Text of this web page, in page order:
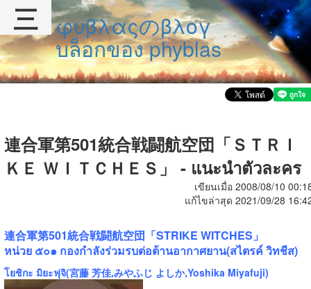
φυβλαςのβλογ
บล็อกของ phyblas
連合軍第501統合戦闘航空団「ＳＴＲＩ
ＫＥ ＷＩＴＣＨＥＳ」 - แนะนำตัวละคร
เขียนเมื่อ 2008/08/10
แก้ไขล่าสุด 2021/09/28
連合軍第501統合戦闘航空団「STRIKE WITCHES」
หน่วย ๕๐๑ กองกำลังร่วมรบต่อต้านอากาศยาน(สไตรค์ วิทชีส)
โยชิกะ มิยะฟุจิ(宮藤 芳佳,みやふじ よしか,Yoshika Miyafuji)
三